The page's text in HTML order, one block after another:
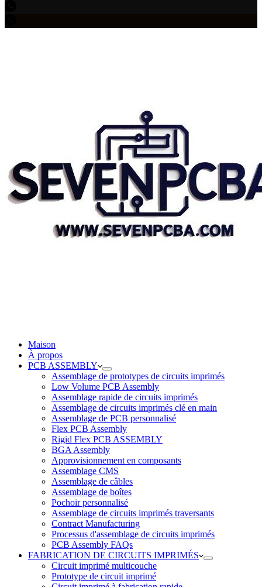
Maison
À propos
PCB ASSEMBLY
Assemblage de prototypes de circuits imprimés
Low Volume PCB Assembly
Assemblage rapide de circuits imprimés
Assemblage de circuits imprimés clé en main
Assemblage de PCB personnalisé
Flex PCB Assembly
Rigid Flex PCB ASSEMBLY
BGA Assembly
Approvisionnement en composants
Assemblage CMS
Assemblage de câbles
Assemblage de boîtes
Pochoir personnalisé
Assemblage de circuits imprimés traversants
Contract Manufacturing
Processus d'assemblage de circuits imprimés
PCB Assembly FAQs
FABRICATION DE CIRCUITS IMPRIMÉS
Circuit imprimé multicouche
Prototype de circuit imprimé